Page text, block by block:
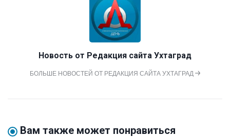
Новость от Редакция сайта Ухтаград
БОЛЬШЕ НОВОСТЕЙ ОТ РЕДАКЦИЯ САЙТА УХТАГРАД
Вам также может понравиться